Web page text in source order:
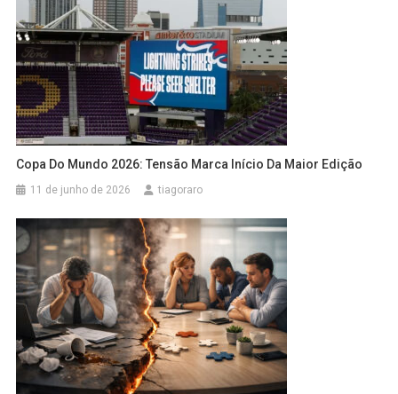
Copa Do Mundo 2026: Tensão Marca Início Da Maior Edição
11 de junho de 2026 tiagoraro